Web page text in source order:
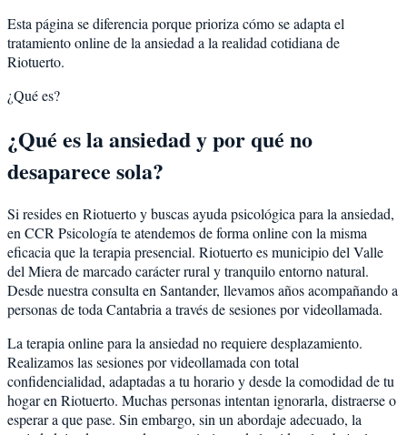
Esta página se diferencia porque prioriza cómo se adapta el
tratamiento online de la ansiedad a la realidad cotidiana de
Riotuerto.
¿Qué es?
¿Qué es la ansiedad y por qué no
desaparece sola?
Si resides en Riotuerto y buscas ayuda psicológica para la ansiedad,
en CCR Psicología te atendemos de forma online con la misma
eficacia que la terapia presencial. Riotuerto es municipio del Valle
del Miera de marcado carácter rural y tranquilo entorno natural.
Desde nuestra consulta en Santander, llevamos años acompañando a
personas de toda Cantabria a través de sesiones por videollamada.
La terapia online para la ansiedad no requiere desplazamiento.
Realizamos las sesiones por videollamada con total
confidencialidad, adaptadas a tu horario y desde la comodidad de tu
hogar en Riotuerto. Muchas personas intentan ignorarla, distraerse o
esperar a que pase. Sin embargo, sin un abordaje adecuado, la